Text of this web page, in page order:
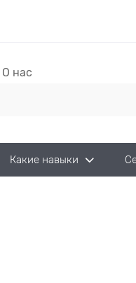
О нас
Какие навыки